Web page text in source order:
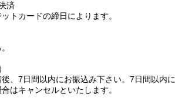
済
トカードの締日によります。
、7日間以内にお振込み下さい。7日間以内に
はキャンセルといたします。